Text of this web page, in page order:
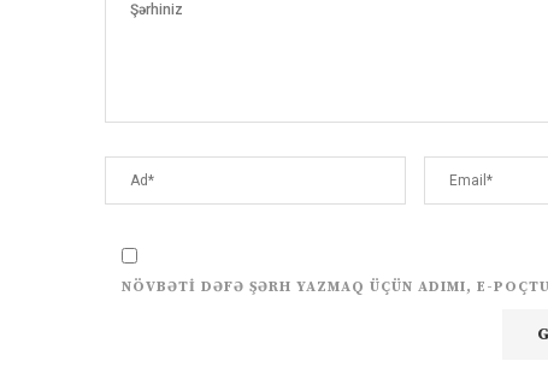
NÖVBƏTI DƏFƏ ŞƏRH YAZMAQ ÜÇÜN ADIMI, E-